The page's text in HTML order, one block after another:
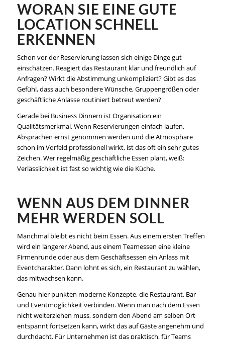
WORAN SIE EINE GUTE
LOCATION SCHNELL
ERKENNEN
Schon vor der Reservierung lassen sich einige Dinge gut
einschätzen. Reagiert das Restaurant klar und freundlich auf
Anfragen? Wirkt die Abstimmung unkompliziert? Gibt es das
Gefühl, dass auch besondere Wünsche, Gruppengrößen oder
geschäftliche Anlässe routiniert betreut werden?
Gerade bei Business Dinnern ist Organisation ein
Qualitätsmerkmal. Wenn Reservierungen einfach laufen,
Absprachen ernst genommen werden und die Atmosphäre
schon im Vorfeld professionell wirkt, ist das oft ein sehr gutes
Zeichen. Wer regelmäßig geschäftliche Essen plant, weiß:
Verlässlichkeit ist fast so wichtig wie die Küche.
WENN AUS DEM DINNER
MEHR WERDEN SOLL
Manchmal bleibt es nicht beim Essen. Aus einem ersten Treffen
wird ein längerer Abend, aus einem Teamessen eine kleine
Firmenrundeoder aus dem Geschäftsessen ein Anlass mit
Eventcharakter. Dann lohnt es sich, ein Restaurant zu wählen,
das mitwachsen kann.
Genau hier punkten moderne Konzepte, die Restaurant, Bar
und Eventmöglichkeit verbinden. Wenn man nach dem Essen
nicht weiterziehen muss, sondern den Abend am selben Ort
entspannt fortsetzen kann, wirkt das auf Gäste angenehm und
durchdacht. Für Unternehmen ist das praktisch, für Teams